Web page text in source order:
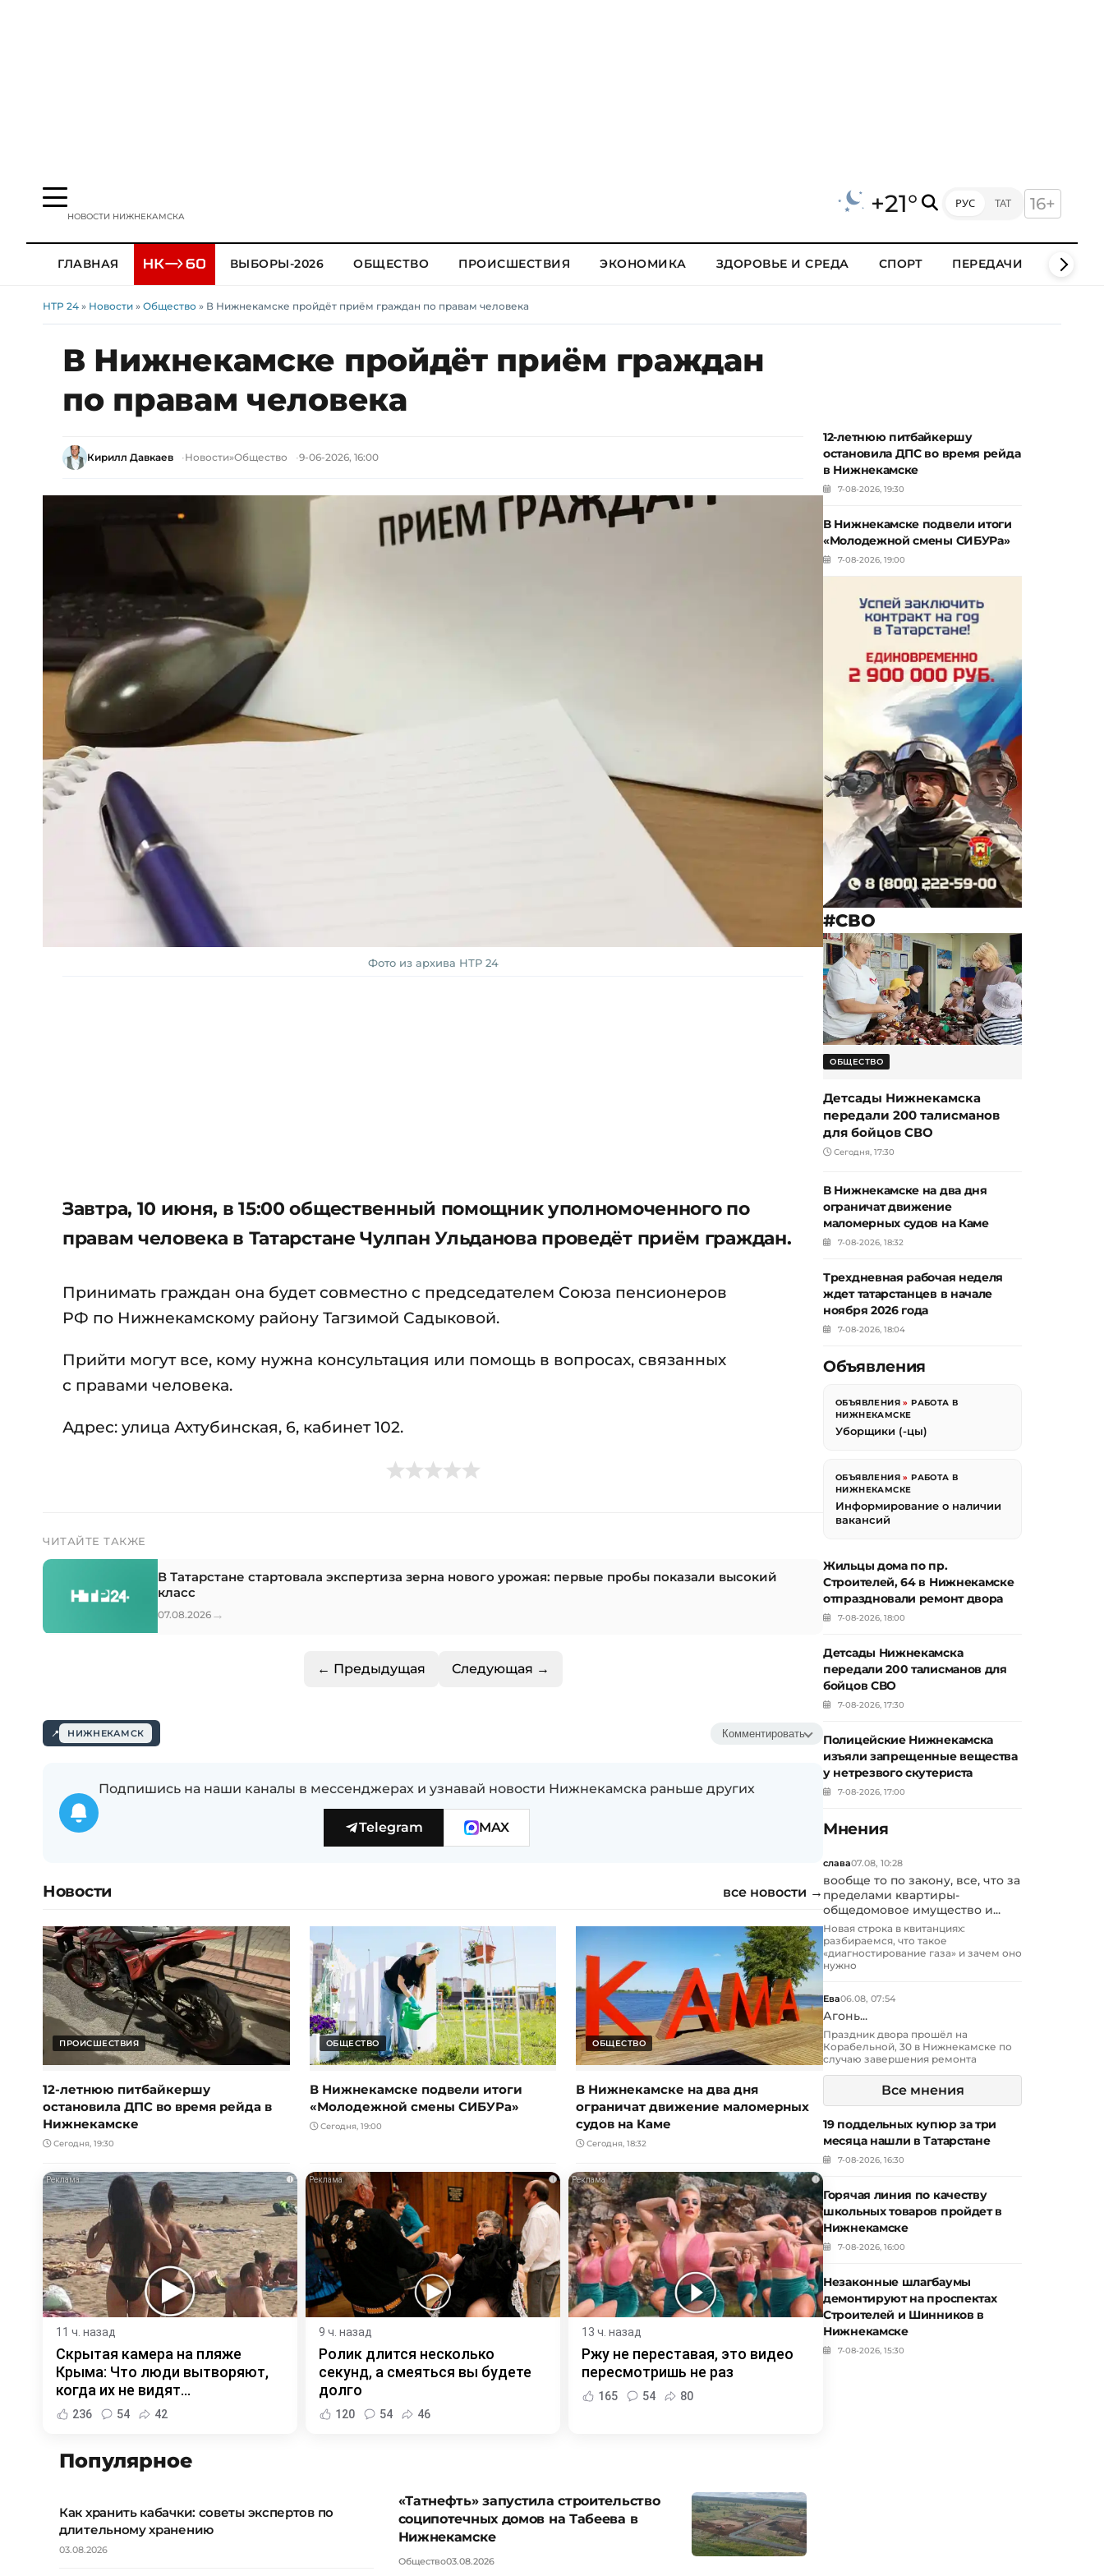
НОВОСТИ НИЖНЕКАМСКА +21° РУС ТАТ 16+
ГЛАВНАЯ ВЫБОРЫ-2026 ОБЩЕСТВО ПРОИСШЕСТВИЯ ЭКОНОМИКА ЗДОРОВЬЕ И СРЕДА СПОРТ ПЕРЕДАЧИ КЛИПЫ
НТР 24 » Новости » Общество » В Нижнекамске пройдёт приём граждан по правам человека
В Нижнекамске пройдёт приём граждан
по правам человека
Кирилл Давкаев Новости»Общество 9-06-2026, 16:00
Фото из архива НТР 24
Завтра, 10 июня, в 15:00 общественный помощник уполномоченного по
правам человека в Татарстане Чулпан Ульданова проведёт приём граждан.
Принимать граждан она будет совместно с председателем Союза пенсионеров
РФ по Нижнекамскому району Тагзимой Садыковой.
Прийти могут все, кому нужна консультация или помощь в вопросах, связанных
с правами человека.
Адрес: улица Ахтубинская, 6, кабинет 102.
ЧИТАЙТЕ ТАКЖЕ
В Татарстане стартовала экспертиза зерна нового урожая: первые пробы показали высокий
класс
07.08.2026 →
← Предыдущая Следующая →
НИЖНЕКАМСК Комментировать
Подпишись на наши каналы в мессенджерах и узнавай новости Нижнекамска раньше других
Telegram MAX
Новости все новости →
ПРОИСШЕСТВИЯ
12-летнюю питбайкершу
остановила ДПС во время рейда в
Нижнекамске
Сегодня, 19:30
ОБЩЕСТВО
В Нижнекамске подвели итоги
«Молодежной смены СИБУРа»
Сегодня, 19:00
ОБЩЕСТВО
В Нижнекамске на два дня
ограничат движение маломерных
судов на Каме
Сегодня, 18:32
i
11 ч. назад
Скрытая камера на пляже
Крыма: Что люди вытворяют,
когда их не видят...
236 54 42
i
9 ч. назад
Ролик длится несколько
секунд, а смеяться вы будете
долго
120 54 46
i
13 ч. назад
Ржу не переставая, это видео
пересмотришь не раз
165 54 80
Популярное
Как хранить кабачки: советы экспертов по
длительному хранению
03.08.2026
«Татнефть» запустила строительство
соципотечных домов на Табеева в
Нижнекамске
Общество03.08.2026
12-летнюю питбайкершу
остановила ДПС во время рейда
в Нижнекамске
7-08-2026, 19:30
В Нижнекамске подвели итоги
«Молодежной смены СИБУРа»
7-08-2026, 19:00
#СВО
ОБЩЕСТВО
Детсады Нижнекамска
передали 200 талисманов
для бойцов СВО
Сегодня, 17:30
В Нижнекамске на два дня
ограничат движение
маломерных судов на Каме
7-08-2026, 18:32
Трехдневная рабочая неделя
ждет татарстанцев в начале
ноября 2026 года
7-08-2026, 18:04
Объявления
ОБЪЯВЛЕНИЯ »РАБОТА В
НИЖНЕКАМСКЕ
Уборщики (-цы)
ОБЪЯВЛЕНИЯ »РАБОТА В
НИЖНЕКАМСКЕ
Информирование о наличии
вакансий
Жильцы дома по пр.
Строителей, 64 в Нижнекамске
отпраздновали ремонт двора
7-08-2026, 18:00
Детсады Нижнекамска
передали 200 талисманов для
бойцов СВО
7-08-2026, 17:30
Полицейские Нижнекамска
изъяли запрещенные вещества
у нетрезвого скутериста
7-08-2026, 17:00
Мнения
слава07.08, 10:28
вообще то по закону, все, что за
пределами квартиры-
общедомовое имущество и...
Новая строка в квитанциях:
разбираемся, что такое
«диагностирование газа» и зачем оно
нужно
Ева06.08, 07:54
Агонь...
Праздник двора прошёл на
Корабельной, 30 в Нижнекамске по
случаю завершения ремонта
Все мнения
19 поддельных купюр за три
месяца нашли в Татарстане
7-08-2026, 16:30
Горячая линия по качеству
школьных товаров пройдет в
Нижнекамске
7-08-2026, 16:00
Незаконные шлагбаумы
демонтируют на проспектах
Строителей и Шинников в
Нижнекамске
7-08-2026, 15:30